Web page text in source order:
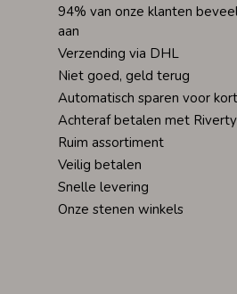
94% van onze klanten
aan
Verzending via DHL
Niet goed, geld terug
Automatisch sparen voor
Achteraf betalen met Riverty
Ruim assortiment
Veilig betalen
Snelle levering
Onze stenen winkels